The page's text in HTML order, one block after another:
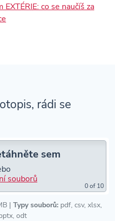
EXTÉRIE: co se naučíš za
rádi se
sem
souborů
0of 10
| Typy souborů: pdf, csv, xlsx,
odt